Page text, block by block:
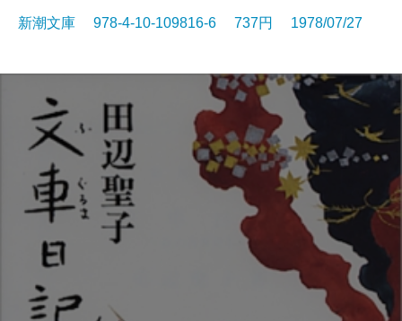
新潮文庫 978-4-10-109816-6 737円 1978/07/27